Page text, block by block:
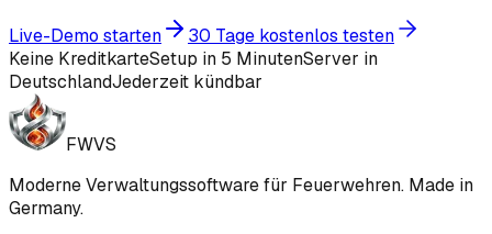
Live-Demo starten
30 Tage kostenlos testen
Keine KreditkarteSetup in 5 MinutenServer in
DeutschlandJederzeit kündbar
FWVS
Moderne Verwaltungssoftware für Feuerwehren. Made in
Germany.